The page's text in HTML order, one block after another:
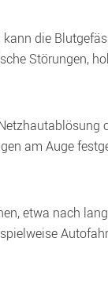
die
Störungen,
am Auge
etwa nach